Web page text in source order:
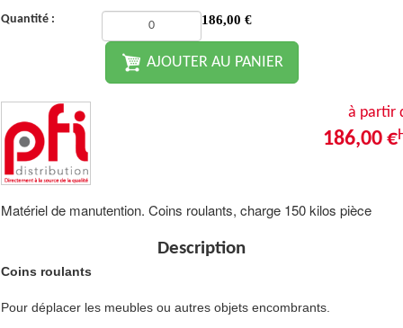
Quantité :
186,00 €
AJOUTER AU PANIER
à partir
186,00 €
Matériel de manutention. Coins roulants, charge 150 kilos pièce
Description
Coins roulants
Pour déplacer les meubles ou autres objets encombrants.